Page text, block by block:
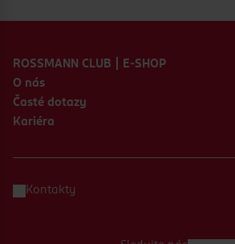
ROSSMANN CLUB | E-SHOP
O nás
Časté dotazy
Kariéra
Kontakty